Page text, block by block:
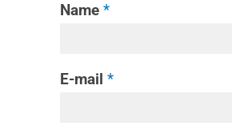
Name *
E-mail *